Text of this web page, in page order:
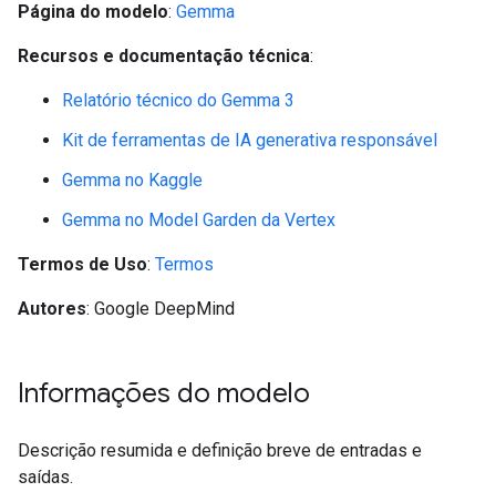
Página do modelo: Gemma
Recursos e documentação técnica:
Relatório técnico do Gemma 3
Kit de ferramentas de IA generativa responsável
Gemma no Kaggle
Gemma no Model Garden da Vertex
Termos de Uso: Termos
Autores: Google DeepMind
Informações do modelo
Descrição resumida e definição breve de entradas e
saídas.